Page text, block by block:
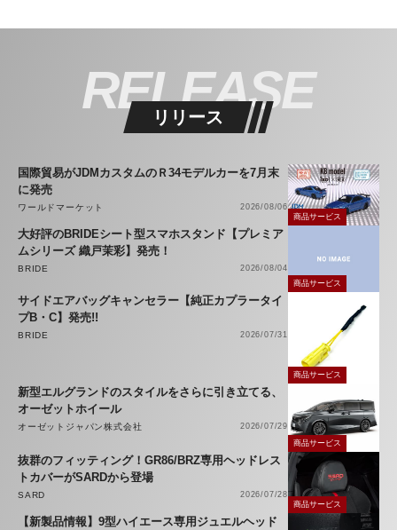
RELEASE
リリース
国際貿易がJDMカスタムのＲ34モデルカーを7月末
に発売
ワールドマーケット
2026/08/06
商品サービス
大好評のBRIDEシート型スマホスタンド【プレミア
ムシリーズ 織戸茉彩】発売！
BRIDE
2026/08/04
商品サービス
サイドエアバッグキャンセラー【純正カプラータイ
プB・C】発売!!
BRIDE 2026/07/31
商品サービス
新型エルグランドのスタイルをさらに引き立てる、
オーゼットホイール
オーゼットジャパン株式会社
2026/07/29
商品サービス
抜群のフィッティング！GR86/BRZ専用ヘッドレス
トカバーがSARDから登場
SARD
2026/07/28
商品サービス
【新製品情報】9型ハイエース専用ジュエルヘッド